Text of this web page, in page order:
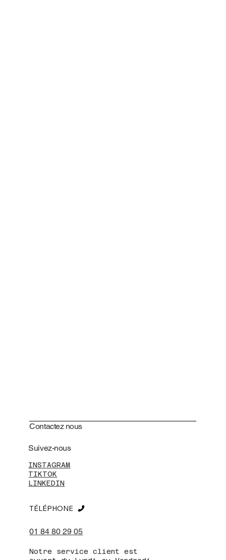
Contactez nous
01 84 80 29 05
TÉLÉPHONE
Notre service client est
INSTAGRAM
TIKTOK
LINKEDIN
Suivez-nous